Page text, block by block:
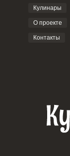
Кулинары
О проекте
Контакты